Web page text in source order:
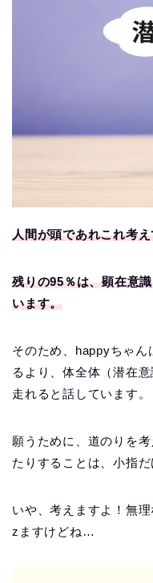
人間が頭であれこれ考
残りの95％は、顕在意
います。
そのため、happyちゃん
るより、体全体（潜在
走れると話しています。
願うために、道のりを
たりすることは、小指
いや、考えますよ！無
zますけどね…